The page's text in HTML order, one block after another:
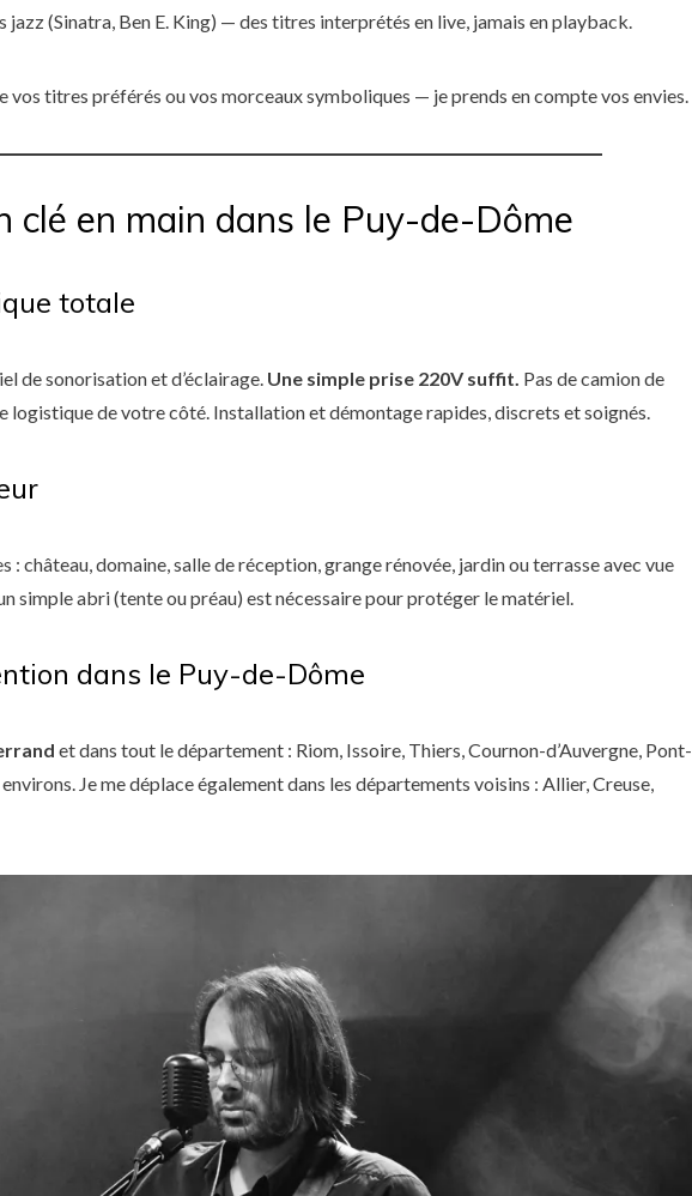
jazz (Sinatra, Ben E. King) — des titres interprétés en live, jamais en playback.
vos titres préférés ou vos morceaux symboliques — je prends en compte vos envies.
clé en main dans le Puy-de-Dôme
totale
de sonorisation et d’éclairage. Une simple prise 220V suffit. Pas de camion de
logistique de votre côté. Installation et démontage rapides, discrets et soignés.
: château, domaine, salle de réception, grange rénovée, jardin ou terrasse avec vue
simple abri (tente ou préau) est nécessaire pour protéger le matériel.
dans le Puy-de-Dôme
et dans tout le département : Riom, Issoire, Thiers, Cournon-d’Auvergne, Pont-
Je me déplace également dans les départements voisins : Allier, Creuse,